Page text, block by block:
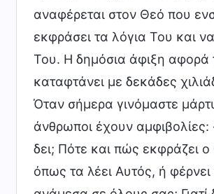
αναφέρεται στον Θεό που
εκφράσει τα λόγια Του και
Του. Η δημόσια άφιξη αφορά
καταφτάνει με δεκάδες
Όταν σήμερα γινόμαστε
άνθρωποι έχουν αμφιβολίες:
δει; Πότε και πώς εκφράζει
όπως τα λέει Αυτός, ή φέρνει